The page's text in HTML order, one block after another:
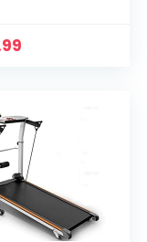
100 x 36